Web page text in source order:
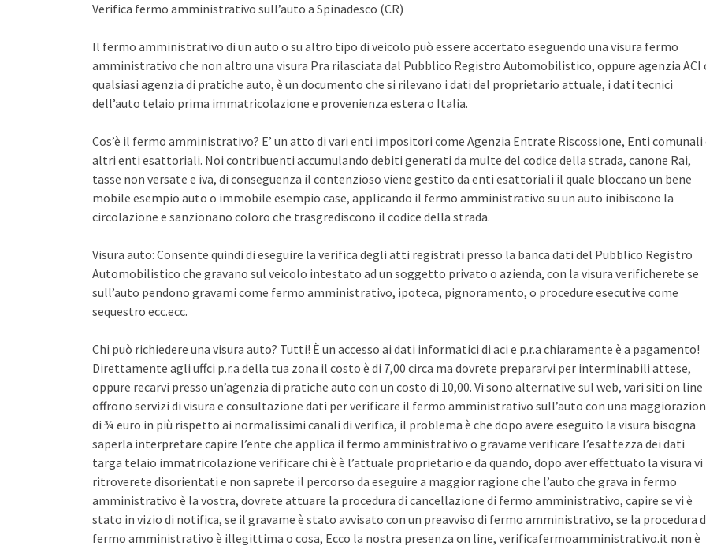
Verifica fermo amministrativo sull’auto a Spinadesco (CR)
Il fermo amministrativo di un auto o su altro tipo di veicolo può essere accertato eseguendo una visura fermo
amministrativo che non altro una visura Pra rilasciata dal Pubblico Registro Automobilistico, oppure agenzia ACI
qualsiasi agenzia di pratiche auto, è un documento che si rilevano i dati del proprietario attuale, i dati tecnici
dell’auto telaio prima immatricolazione e provenienza estera o Italia.
Cos’è il fermo amministrativo? E’ un atto di vari enti impositori come Agenzia Entrate Riscossione, Enti comunali
altri enti esattoriali. Noi contribuenti accumulando debiti generati da multe del codice della strada, canone Rai,
tasse non versate e iva, di conseguenza il contenzioso viene gestito da enti esattoriali il quale bloccano un bene
mobile esempio auto o immobile esempio case, applicando il fermo amministrativo su un auto inibiscono la
circolazione e sanzionano coloro che trasgrediscono il codice della strada.
Visura auto: Consente quindi di eseguire la verifica degli atti registrati presso la banca dati del Pubblico Registro
Automobilistico che gravano sul veicolo intestato ad un soggetto privato o azienda, con la visura verificherete se
sull’auto pendono gravami come fermo amministrativo, ipoteca, pignoramento, o procedure esecutive come
sequestro ecc.ecc.
Chi può richiedere una visura auto? Tutti! È un accesso ai dati informatici di aci e p.r.a chiaramente è a pagamento!
Direttamente agli uffci p.r.a della tua zona il costo è di 7,00 circa ma dovrete prepararvi per interminabili attese,
oppure recarvi presso un’agenzia di pratiche auto con un costo di 10,00. Vi sono alternative sul web, vari siti on line
offrono servizi di visura e consultazione dati per verificare il fermo amministrativo sull’auto con una
di ¾ euro in più rispetto ai normalissimi canali di verifica, il problema è che dopo avere eseguito la visura bisogna
saperla interpretare capire l’ente che applica il fermo amministrativo o gravame verificare l’esattezza dei dati
targa telaio immatricolazione verificare chi è è l’attuale proprietario e da quando, dopo aver effettuato la visura vi
ritroverete disorientati e non saprete il percorso da eseguire a maggior ragione che l’auto che grava in fermo
amministrativo è la vostra, dovrete attuare la procedura di cancellazione di fermo amministrativo, capire se vi è
stato in vizio di notifica, se il gravame è stato avvisato con un preavviso di fermo amministrativo, se la procedura
fermo amministrativo è illegittima o cosa, Ecco la nostra presenza on line, verificafermoamministrativo.it non è